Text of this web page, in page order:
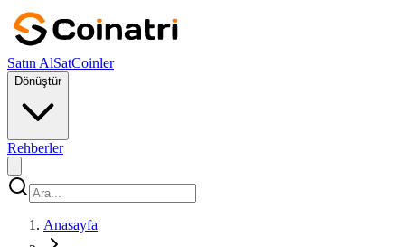
Satın AlSatCoinler
Dönüştür
Rehberler
Anasayfa